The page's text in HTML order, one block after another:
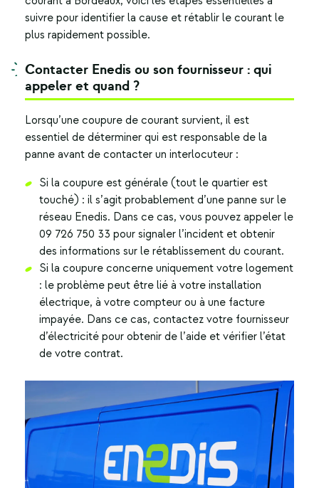
suivre pour identifier la cause et rétablir le courant le
plus rapidement possible.
Contacter Enedis ou son fournisseur : qui
appeler et quand ?
Lorsqu’une coupure de courant survient, il est
essentiel de déterminer qui est responsable de la
panne avant de contacter un interlocuteur :
Si la coupure est générale (tout le quartier est
touché) : il s’agit probablement d’une panne sur le
réseau Enedis. Dans ce cas, vous pouvez appeler le
09 726 750 33 pour signaler l’incident et obtenir
des informations sur le rétablissement du courant.
Si la coupure concerne uniquement votre logement
: le problème peut être lié à votre installation
électrique, à votre compteur ou à une facture
impayée. Dans ce cas, contactez votre fournisseur
d’électricité pour obtenir de l’aide et vérifier l’état
de votre contrat.